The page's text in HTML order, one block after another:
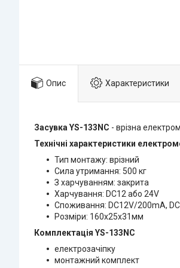
Опис Характеристики
Засувка YS-133NC - врізна
Технічні характеристики
Тип монтажу: врізний
Сила утримання: 500 кг
З харчуванням: закрита
Харчування: DC12 або 24V
Споживання: DC12V/200mA,
Розміри: 160х25х31мм
Комплектація YS-133NC
електрозачіпку
монтажний комплект